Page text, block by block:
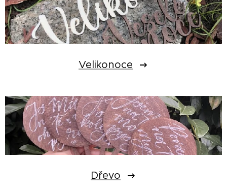
Velikonoce
Dřevo